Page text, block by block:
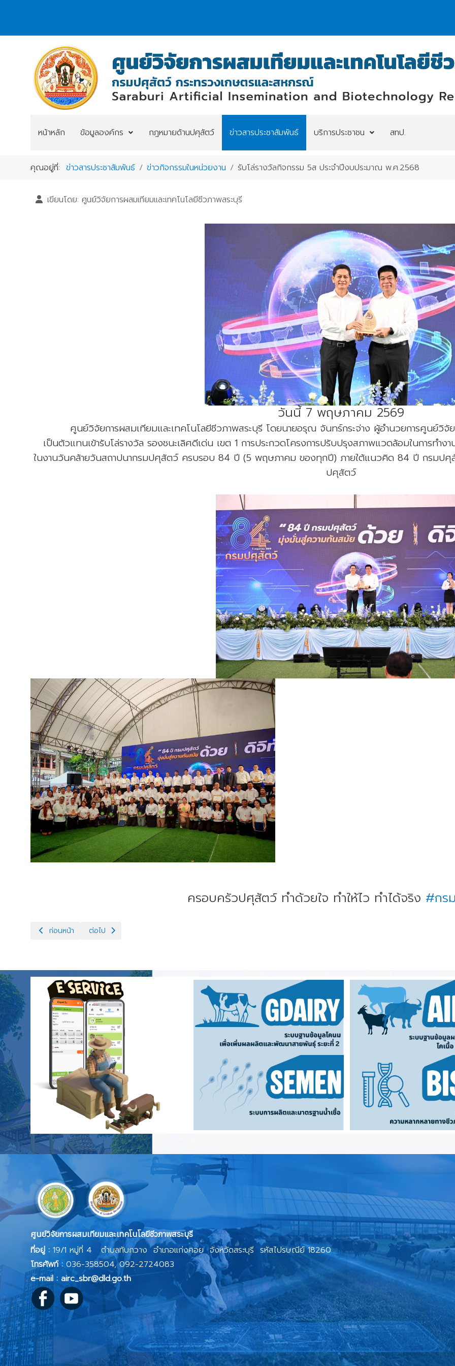
หน้าหลัก ข้อมูลองค์กร กฎหมายด้านปศุสัตว์ ข่าวสารประชาสัมพันธ์ บริการประชาชน สทป.
คุณอยู่ที่:ข่าวสารประชาสัมพันธ์ ข่าวกิจกรรมในหน่วยงาน รับโล่รางวัลกิจกรรม 5ส ประจำปีงบประมาณ พ.ศ.2568
เขียนโดย:ศูนย์วิจัยการผสมเทียมและเทคโนโลยีชีวภาพสระบุรี
วันนี้ 7 พฤษภาคม 2569
ศูนย์วิจัยการผสมเทียมและเทคโนโลยีชีวภาพสระบุรี โดยนายอรุณ จันทร์กระจ่าง ผู้อำนวยการศูนย์วิจั
เป็นตัวแทนเข้ารับโล่รางวัล รองชนะเลิศดีเด่น เขต 1 การประกวดโครงการปรับปรุงสภาพแวดล้อมในการทำ
ในงานวันคล้ายวันสถาปนากรมปศุสัตว์ ครบรอบ 84 ปี (5 พฤษภาคม ของทุกปี) ภายใต้แนวคิด 84 ปี กรม
ปศุสัตว์
ครอบครัวปศุสัตว์ ทำด้วยใจ ทำให้ไว ทำได้จริง #กร
เนื้อหาก่อนหน้า: กิจกรรมวันปลูกต้นไม้ประจำปีของชาติ พ.ศ.2569
ก่อนหน้า เนื้อหาถัดไป: ตรวจการตั้งท้องแพะก่อนเหนี่ยวนำการเป็นสัดในแพะ
ต่อไป
ศูนย์วิจัยการผสมเทียมและเทคโนโลยีชีวภาพสระบุรี
ที่อยู่ :19/1 หมู่ที่ 4 ตำบลทับกวาง อำเภอแก่งคอย จังหวัดสระบุรี รหัสไปรษณีย์ 18260
โทรศัพท์ :036-358504, 092-2724083
e-mail : airc_sbr@dld.go.th